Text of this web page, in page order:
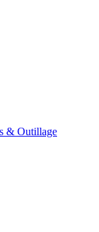
& Outillage